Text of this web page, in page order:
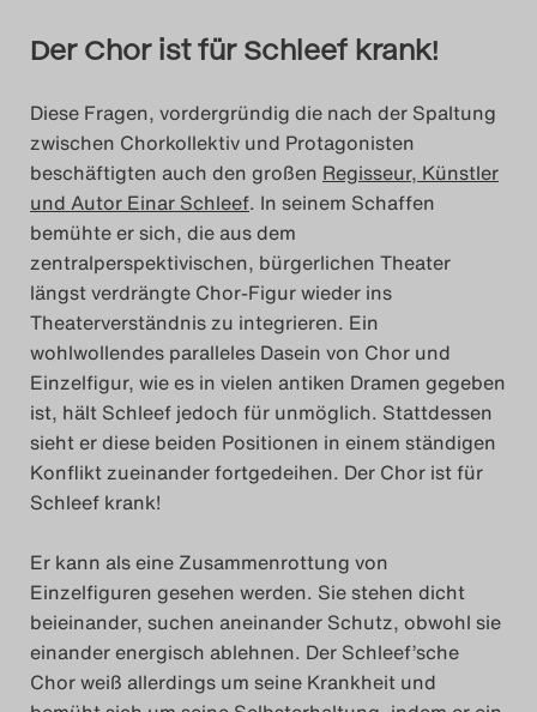
Der Chor ist für Schleef krank!
Diese Fragen, vordergründig die nach der Spaltung
zwischen Chorkollektiv und Protagonisten
beschäftigten auch den großen Regisseur, Künstler
und Autor Einar Schleef. In seinem Schaffen
bemühte er sich, die aus dem
zentralperspektivischen, bürgerlichen Theater
längst verdrängte Chor-Figur wieder ins
Theaterverständnis zu integrieren. Ein
wohlwollendes paralleles Dasein von Chor und
Einzelfigur, wie es in vielen antiken Dramen gegeben
ist, hält Schleef jedoch für unmöglich. Stattdessen
sieht er diese beiden Positionen in einem ständigen
Konflikt zueinander fortgedeihen. Der Chor ist für
Schleef krank!
Er kann als eine Zusammenrottung von
Einzelfiguren gesehen werden. Sie stehen dicht
beieinander, suchen aneinander Schutz, obwohl sie
einander energisch ablehnen. Der Schleef’sche
Chor weiß allerdings um seine Krankheit und